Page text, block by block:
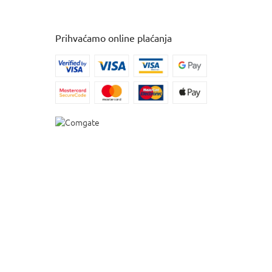
Prihvaćamo online plaćanja